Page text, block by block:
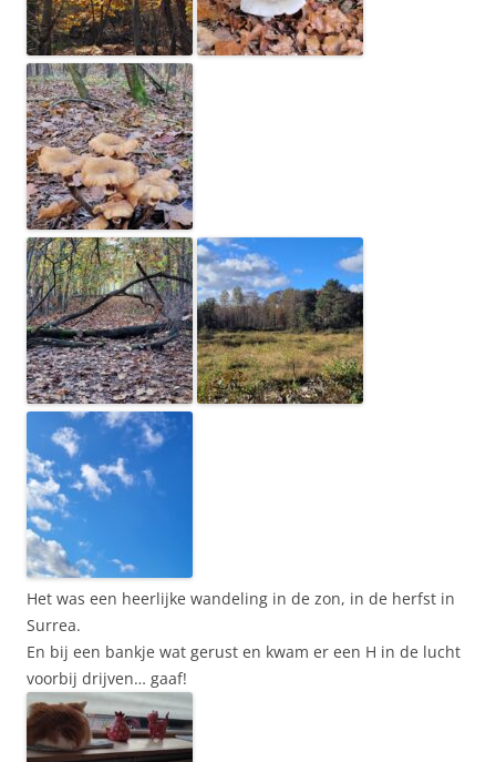
Het was een heerlijke wandeling in de zon, in de herfst in
Surrea.
En bij een bankje wat gerust en kwam er een H in de lucht
voorbij drijven… gaaf!